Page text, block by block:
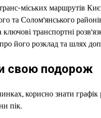
міських маршрутів
та Солом’янського
транспортні
його розклад та шлях
свою подорож
корисно знати
пік.